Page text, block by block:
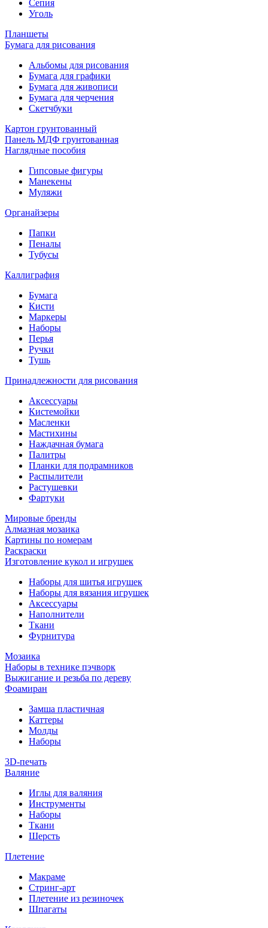
Сепия
Уголь
Планшеты
Бумага для рисования
Альбомы для рисования
Бумага для графики
Бумага для живописи
Бумага для черчения
Скетчбуки
Картон грунтованный
Панель МДФ грунтованная
Наглядные пособия
Гипсовые фигуры
Манекены
Муляжи
Органайзеры
Папки
Пеналы
Тубусы
Каллиграфия
Бумага
Кисти
Маркеры
Наборы
Перья
Ручки
Тушь
Принадлежности для рисования
Аксессуары
Кистемойки
Масленки
Мастихины
Наждачная бумага
Палитры
Планки для подрамников
Распылители
Растушевки
Фартуки
Мировые бренды
Алмазная мозаика
Картины по номерам
Раскраски
Изготовление кукол и игрушек
Наборы для шитья игрушек
Наборы для вязания игрушек
Аксессуары
Наполнители
Ткани
Фурнитура
Мозаика
Наборы в технике пэчворк
Выжигание и резьба по дереву
Фоамиран
Замша пластичная
Каттеры
Молды
Наборы
3D-печать
Валяние
Иглы для валяния
Инструменты
Наборы
Ткани
Шерсть
Плетение
Макраме
Стринг-арт
Плетение из резиночек
Шпагаты